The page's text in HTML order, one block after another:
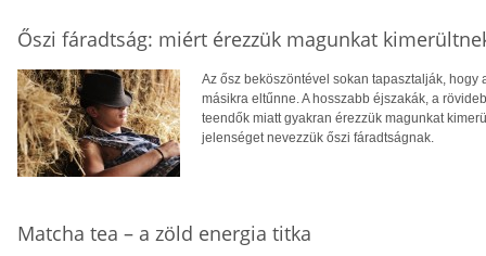
Őszi fáradtság: miért érezzük magunkat
Az ősz beköszöntével sokan tapasztalják,
másikra eltűnne. A hosszabb éjszakák, a
teendők miatt gyakran érezzük magunkat
jelenséget nevezzük őszi fáradtságnak.
Matcha tea – a zöld energia titka